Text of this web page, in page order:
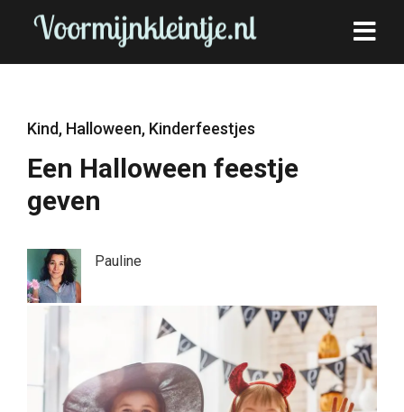
Kind, Halloween, Kinderfeestjes
Een Halloween feestje
geven
Pauline